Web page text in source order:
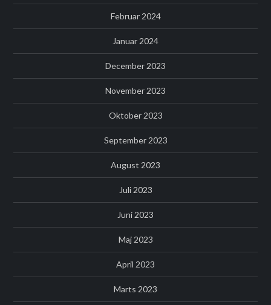
Februar 2024
Januar 2024
December 2023
November 2023
Oktober 2023
September 2023
August 2023
Juli 2023
Juni 2023
Maj 2023
April 2023
Marts 2023